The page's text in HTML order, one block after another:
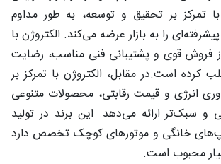
تمرکز بر تحقیق و توسعه، به طور مداوم
را به بازار عرضه می‌کند. الکتروژن با
فروش قوی و پشتیبانی فنی مناسب، رضایت
کرده است.در مقابل، الکتروژن با تمرکز بر
انرژی و قیمت رقابتی، محصولات متنوعی
و سبک‌تر ارائه می‌دهد. این برند در تولید
خانگی و موتورهای کوچک تخصص دارد
محبوب است.